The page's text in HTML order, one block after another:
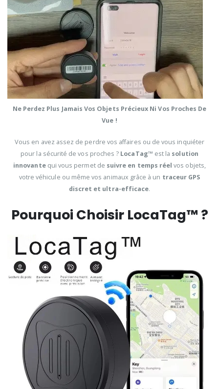
Ne Perdez Plus Jamais Vos Objets Précieux Ni Vos Proches De
Vue !
Vous en avez assez de perdre vos affaires ou de vous inquiéter
pour la sécurité de vos proches ? LocaTag™ est la solution
innovantequi vous permet de suivre en temps réel vos objets,
votre véhicule ou même vos animaux grâce à un traceur GPS
discret et ultra-efficace.
Pourquoi Choisir LocaTag™ ?